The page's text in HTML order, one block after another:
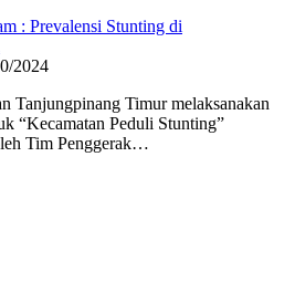
: Prevalensi Stunting di
2024
Tanjungpinang Timur melaksanakan
“Kecamatan Peduli Stunting”
Tim Penggerak…